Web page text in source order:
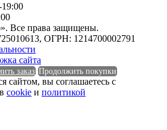
Все права защищены.
ОГРН: 1214700002791
сайта
заказ Продолжить покупки
сайтом, вы соглашаетесь с
cookie и политикой